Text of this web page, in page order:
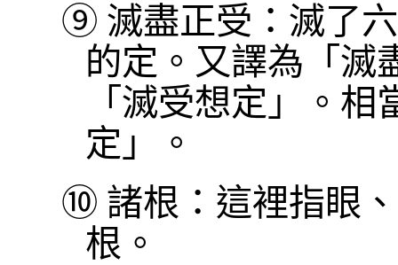
⑨ 滅盡正受：滅了
的定。又譯為「滅
「滅受想定」。
定」。
⑩ 諸根：這裡指眼
根。